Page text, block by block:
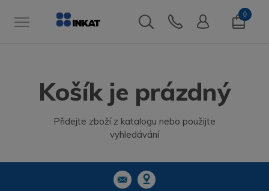
0
Košík je prázdný
Přidejte zboží z katalogu nebo použijte
vyhledávání